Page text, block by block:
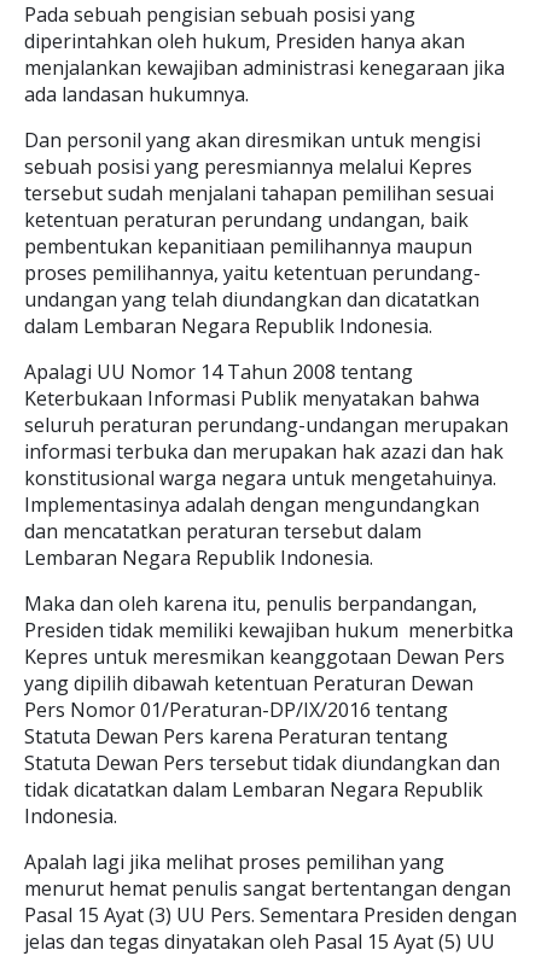
Pada sebuah pengisian sebuah posisi yang
diperintahkan oleh hukum, Presiden hanya akan
menjalankan kewajiban administrasi kenegaraan jika
ada landasan hukumnya.
Dan personil yang akan diresmikan untuk mengisi
sebuah posisi yang peresmiannya melalui Kepres
tersebut sudah menjalani tahapan pemilihan sesuai
ketentuan peraturan perundang undangan, baik
pembentukan kepanitiaan pemilihannya maupun
proses pemilihannya, yaitu ketentuan perundang-
undangan yang telah diundangkan dan dicatatkan
dalam Lembaran Negara Republik Indonesia.
Apalagi UU Nomor 14 Tahun 2008 tentang
Keterbukaan Informasi Publik menyatakan bahwa
seluruh peraturan perundang-undangan merupakan
informasi terbuka dan merupakan hak azazi dan hak
konstitusional warga negara untuk mengetahuinya.
Implementasinya adalah dengan mengundangkan
dan mencatatkan peraturan tersebut dalam
Lembaran Negara Republik Indonesia.
Maka dan oleh karena itu, penulis berpandangan,
Presiden tidak memiliki kewajiban hukum menerbitka
Kepres untuk meresmikan keanggotaan Dewan Pers
yang dipilih dibawah ketentuan Peraturan Dewan
Pers Nomor 01/Peraturan-DP/IX/2016 tentang
Statuta Dewan Pers karena Peraturan tentang
Statuta Dewan Pers tersebut tidak diundangkan dan
tidak dicatatkan dalam Lembaran Negara Republik
Indonesia.
Apalah lagi jika melihat proses pemilihan yang
menurut hemat penulis sangat bertentangan dengan
Pasal 15 Ayat (3) UU Pers. Sementara Presiden dengan
jelas dan tegas dinyatakan oleh Pasal 15 Ayat (5) UU